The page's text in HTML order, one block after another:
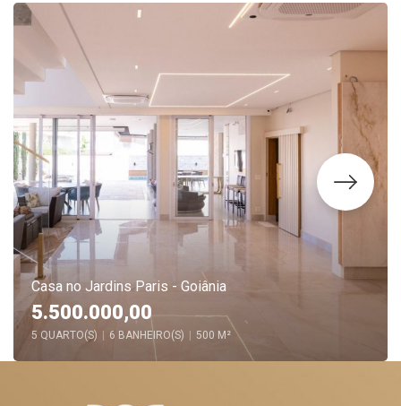
Casa no Jardins Paris - Goiânia
5.500.000,00
5 QUARTO(S) 6 BANHEIRO(S) 500 M²